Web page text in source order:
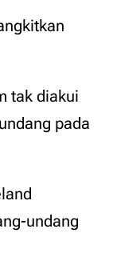
tak diakui
pada
undang